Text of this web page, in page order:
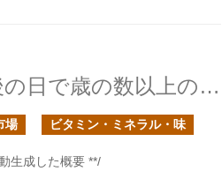
節分と節分の前後の日で歳の数以上のマメを食べた
場 ビタミン・ミネラル・味
生成した概要 **/